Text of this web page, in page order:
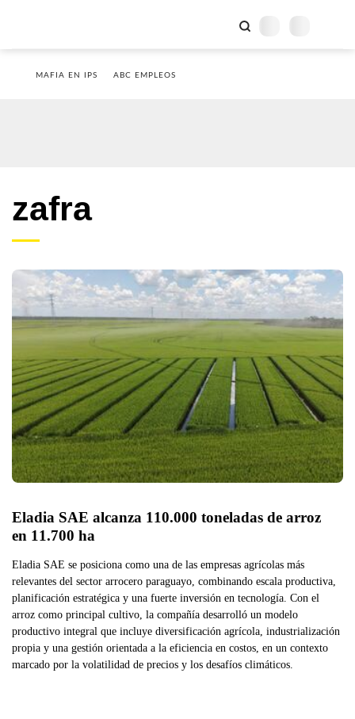
MAFIA EN IPS ABC EMPLEOS
zafra
Eladia SAE alcanza 110.000 toneladas de arroz
en 11.700 ha
Eladia SAE se posiciona como una de las empresas agrícolas más
relevantes del sector arrocero paraguayo, combinando escala productiva,
planificación estratégica y una fuerte inversión en tecnología. Con el
arroz como principal cultivo, la compañía desarrolló un modelo
productivo integral que incluye diversificación agrícola, industrialización
propia y una gestión orientada a la eficiencia en costos, en un contexto
marcado por la volatilidad de precios y los desafíos climáticos.